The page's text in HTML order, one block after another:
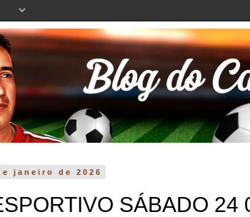
janeiro de 2026
SÁBADO 24